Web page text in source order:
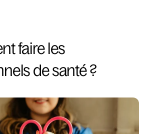
faire les
de santé ?